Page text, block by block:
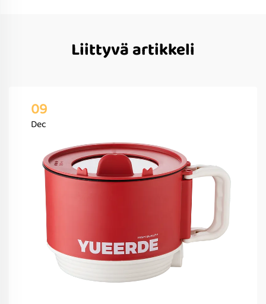
Liittyvä artikkeli
09
Dec